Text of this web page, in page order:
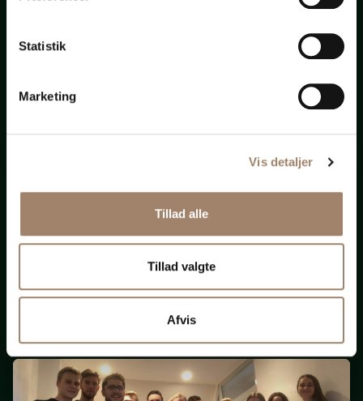
Statistik
Marketing
Vis detaljer
Tillad alle
Tillad valgte
Afvis
bistand
til
Nye krav om ligeløn
og
løngennemsigtighed
(Opdateret 131125)